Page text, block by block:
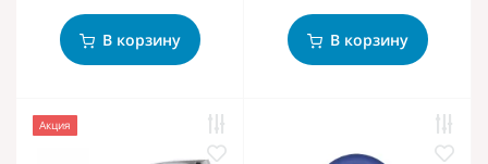
В корзину В корзину
Акция